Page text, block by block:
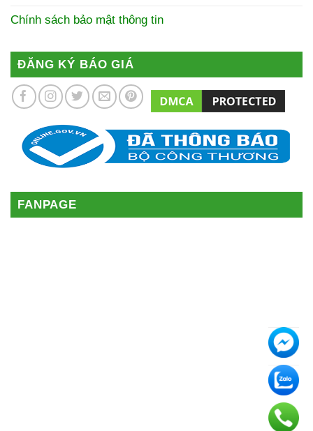
Chính sách bảo mật thông tin
ĐĂNG KÝ BÁO GIÁ
FANPAGE